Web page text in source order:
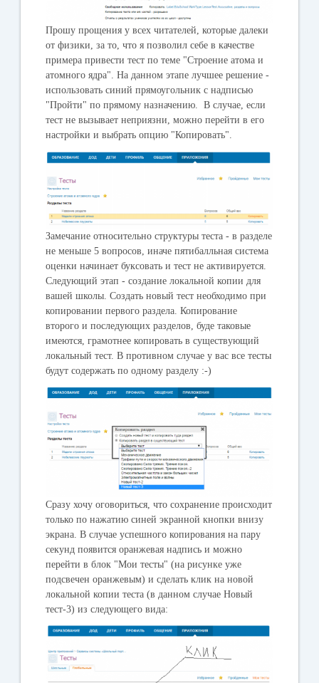
Прошу прощения у всех читателей, которые далеки
от физики, за то, что я позволил себе в качестве
примера привести тест по теме "Строение атома и
атомного ядра". На данном этапе лучшее решение -
использовать синий прямоугольник с надписью
"Пройти" по прямому назначению. В случае, если
тест не вызывает неприязни, можно перейти в его
настройки и выбрать опцию "Копировать".
Замечание относительно структуры теста - в разделе
не меньше 5 вопросов, иначе пятибалльная система
оценки начинает буксовать и тест не активируется.
Следующий этап - создание локальной копии для
вашей школы. Создать новый тест необходимо при
копировании первого раздела. Копирование
второго и последующих разделов, буде таковые
имеются, грамотнее копировать в существующий
локальный тест. В противном случае у вас все тесты
будут содержать по одному разделу :-)
Сразу хочу оговориться, что сохранение происходит
только по нажатию синей экранной кнопки внизу
экрана. В случае успешного копирования на пару
секунд появится оранжевая надпись и можно
перейти в блок "Мои тесты" (на рисунке уже
подсвечен оранжевым) и сделать клик на новой
локальной копии теста (в данном случае Новый
тест-3) из следующего вида: